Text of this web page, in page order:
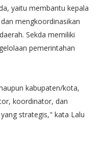
yaitu membantu kepala
mengkoordinasikan
Sekda memiliki
pemerintahan
kabupaten/kota,
koordinator, dan
strategis," kata Lalu